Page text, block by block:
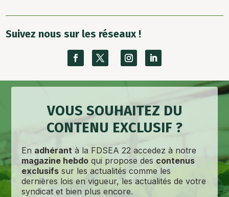
Suivez nous sur les réseaux !
VOUS SOUHAITEZ DU
CONTENU EXCLUSIF ?
En adhérant à la FDSEA 22 accedez à notre
magazine hebdo qui propose des contenus
exclusifs sur les actualités comme les
dernières lois en vigueur, les actualités de votre
syndicat et bien plus encore.